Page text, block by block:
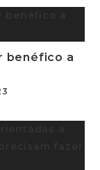
benéfico a